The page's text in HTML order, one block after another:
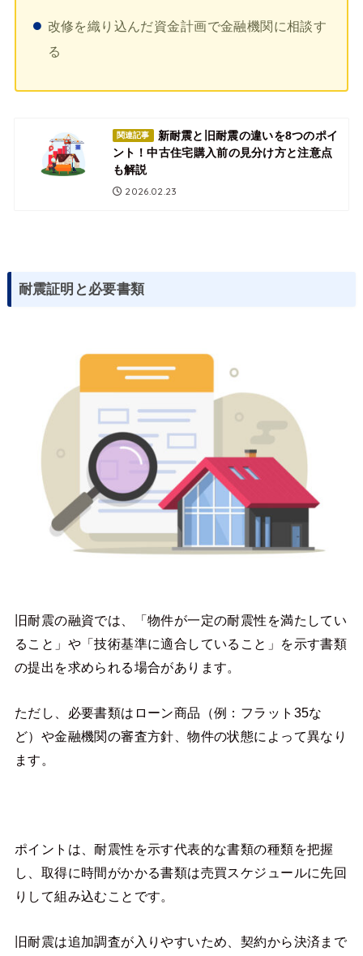
改修を織り込んだ資金計画で金融機関に相談す
る
関連記事
新耐震と旧耐震の違いを8つのポイ
ント！中古住宅購入前の見分け方と注意点
も解説
2026.02.23
耐震証明と必要書類
旧耐震の融資では、「物件が一定の耐震性を満たしてい
ること」や「技術基準に適合していること」を示す書類
の提出を求められる場合があります。
ただし、必要書類はローン商品（例：フラット35な
ど）や金融機関の審査方針、物件の状態によって異なり
ます。
ポイントは、耐震性を示す代表的な書類の種類を把握
し、取得に時間がかかる書類は売買スケジュールに先回
りして組み込むことです。
旧耐震は追加調査が入りやすいため、契約から決済まで